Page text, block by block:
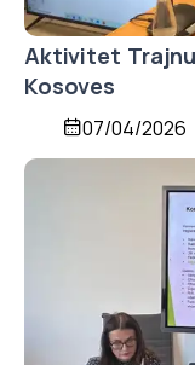
Aktivitet
Kosoves
07/04/2026